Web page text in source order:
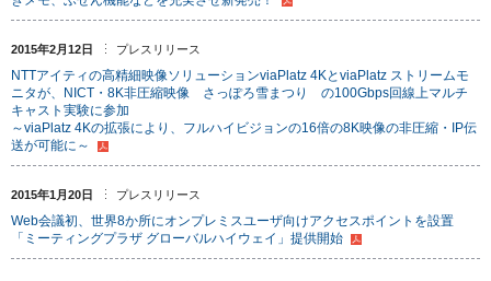
2015年2月12日 プレスリリース
NTTアイティの高精細映像ソリューションviaPlatz 4KとviaPlatz ストリームモ
ニタが、NICT・8K非圧縮映像 さっぽろ雪まつり の100Gbps回線上マルチ
キャスト実験に参加
～viaPlatz 4Kの拡張により、フルハイビジョンの16倍の8K映像の非圧縮・IP伝
送が可能に～
2015年1月20日 プレスリリース
Web会議初、世界8か所にオンプレミスユーザ向けアクセスポイントを設置
「ミーティングプラザ グローバルハイウェイ」提供開始